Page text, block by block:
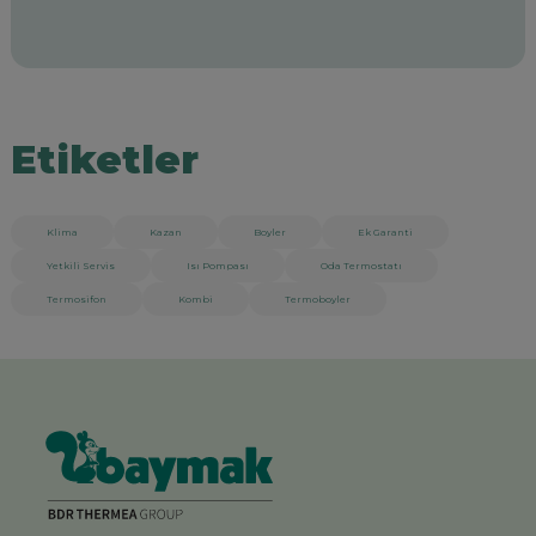
Etiketler
Klima Kazan Boyler Ek Garanti
Yetkili Servis Isı Pompası Oda Termostatı
Termosifon Kombi Termoboyler